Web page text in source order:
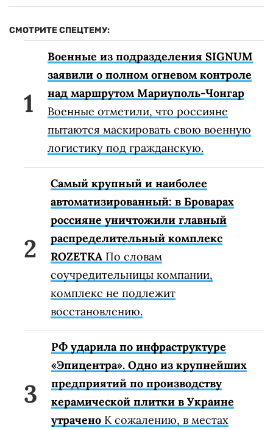
СМОТРИТЕ СПЕЦТЕМУ:
Военные из подразделения SIGNUM
заявили о полном огневом контроле
над маршрутом Мариуполь-Чонгар
Военные отметили, что россияне
пытаются маскировать свою военную
логистику под гражданскую.
Самый крупный и наиболее
автоматизированный: в Броварах
россияне уничтожили главный
распределительный комплекс
ROZETKA По словам
соучредительницы компании,
комплекс не подлежит
восстановлению.
РФ ударила по инфраструктуре
«Эпицентра». Одно из крупнейших
предприятий по производству
керамической плитки в Украине
утрачено К сожалению, в местах